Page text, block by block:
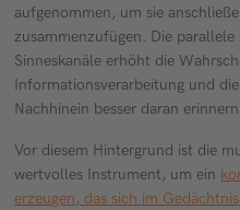
aufgenommen, um sie
zusammenzufügen. Die
Sinneskanäle erhöht die
Informationsverarbeitung und
Nachhinein besser daran
Vor diesem Hintergrund ist die
wertvolles Instrument, um ein
erzeugen, das sich im